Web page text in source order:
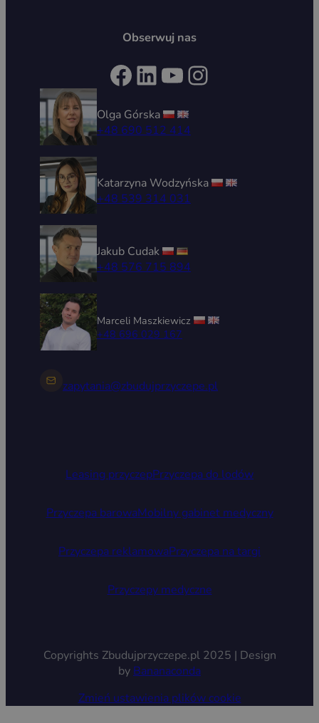
Obserwuj nas
Facebook LinkedIn YouTube Instagram
Olga Górska
+48 690 512 414
Katarzyna Wodzyńska
+48 539 314 031
Jakub Cudak
+48 576 715 894
Marceli Maszkiewicz
+48 696 029 167
zapytania@zbudujprzyczepe.pl
Leasing przyczepPrzyczepa do lodów
Przyczepa barowaMobilny gabinet medyczny
Przyczepa reklamowaPrzyczepa na targi
Przyczepy medyczne
Copyrights Zbudujprzyczepe.pl 2025 | Design
by Bananaconda
Zmień ustawienia plików cookie